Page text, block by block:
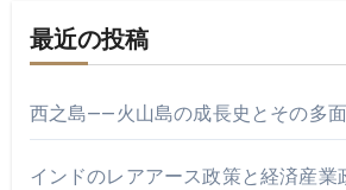
最近の投稿
西之島——火山島の成長史とその多
インドのレアアース政策と経済産業